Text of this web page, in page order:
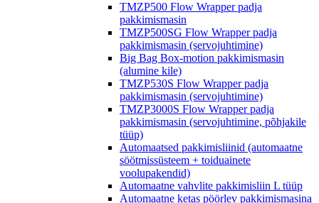
TMZP500 Flow Wrapper padja
pakkimismasin
TMZP500SG Flow Wrapper padja
pakkimismasin (servojuhtimine)
Big Bag Box-motion pakkimismasin
(alumine kile)
TMZP530S Flow Wrapper padja
pakkimismasin (servojuhtimine)
TMZP3000S Flow Wrapper padja
pakkimismasin (servojuhtimine, põhjakile
tüüp)
Automaatsed pakkimisliinid (automaatne
söötmissüsteem + toiduainete
voolupakendid)
Automaatne vahvlite pakkimisliin L tüüp
Automaatne ketas pöörlev pakkimismasina